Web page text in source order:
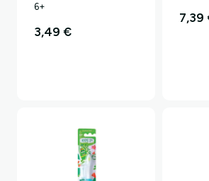
6+
3,49€
7,39
Ar norėtumėte